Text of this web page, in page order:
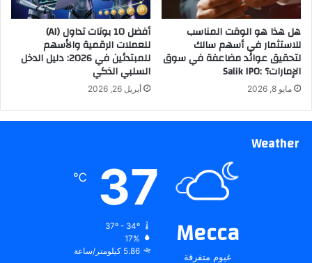
هل هذا هو الوقت المناسب
للاستثمار في أسهم سالك
لتحقيق عوائد مضاعفة في سوق
الإمارات؟ :Salik IPO
مايو 8, 2026
أفضل 10 بوتات تداول (AI)
للعملات الرقمية والأسهم
للمبتدئين في 2026: دليل الدخل
السلبي الذكي
أبريل 26, 2026
Weather
Mecca
غيوم متفرقة
37
℃
37º - 34º
17%
5.86 كيلومتر/ساعة